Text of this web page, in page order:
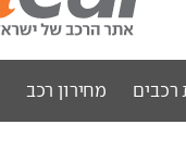
רכבים מחירון רכב